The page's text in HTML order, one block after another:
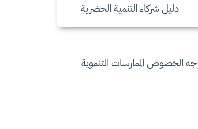
دليل شركاء التنمية الحضرية
الخصوص الممارسات التنموية